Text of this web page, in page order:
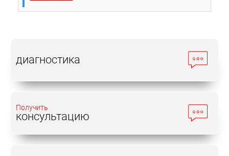
диагностика
Получить
консультацию